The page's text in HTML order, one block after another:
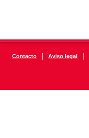
Contacto | Aviso legal |